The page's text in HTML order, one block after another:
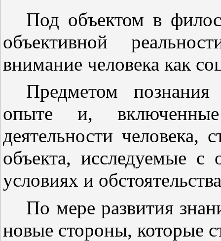
Под объектом в
объективной
внимание человека как
Предметом
опыте и,
деятельности человека,
объекта, исследуемые
условиях и
По мере развития
новые стороны, которые